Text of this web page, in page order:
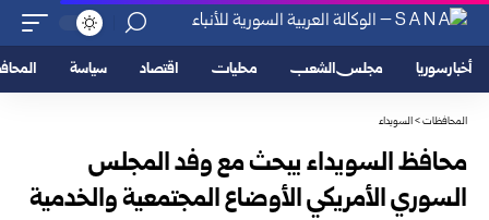
أخبار سوريا مجلس الشعب محليات اقتصاد سياسة
المحافظات>السويداء
محافظ السويداء يبحث مع وفد المجلس
السوري الأمريكي الأوضاع المجتمعية والخدمية